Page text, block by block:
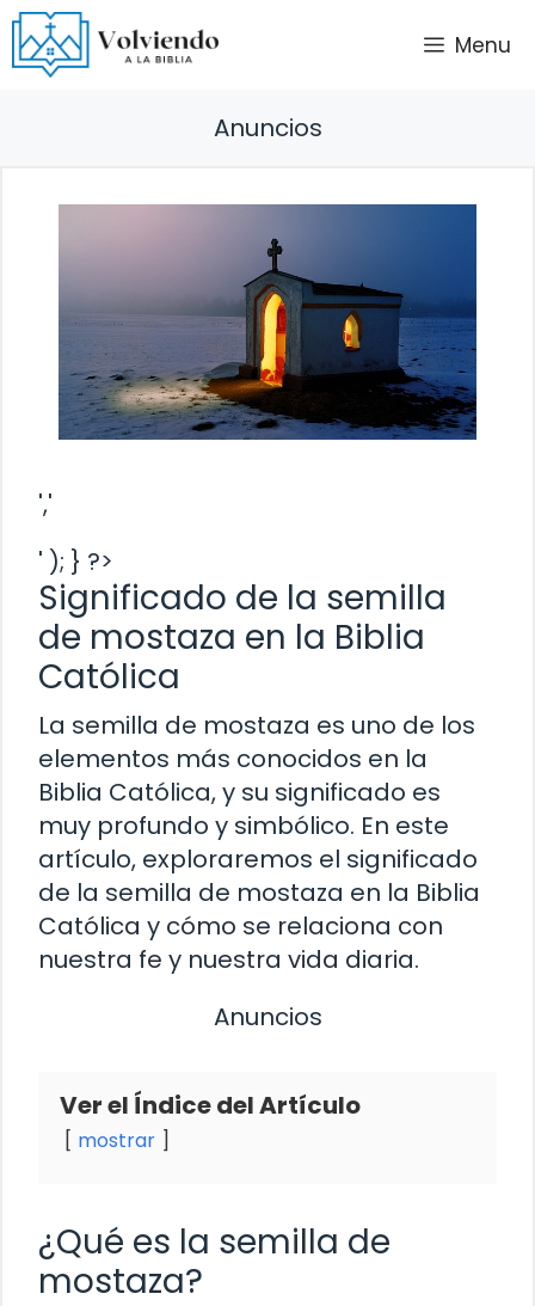
Saltar
al
contenido
Menu
Anuncios
','
' ); } ?>
Significado de la semilla
de mostaza en la Biblia
Católica
La semilla de mostaza es uno de los
elementos más conocidos en la
Biblia Católica, y su significado es
muy profundo y simbólico. En este
artículo, exploraremos el significado
de la semilla de mostaza en la Biblia
Católica y cómo se relaciona con
nuestra fe y nuestra vida diaria.
Anuncios
Ver el Índice del Artículo
mostrar
¿Qué es la semilla de
mostaza?